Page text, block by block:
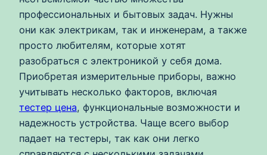
профессиональных и бытовых задач. Нужны
они как электрикам, так и инженерам, а также
просто любителям, которые хотят
разобраться с электроникой у себя дома.
Приобретая измерительные приборы, важно
учитывать несколько факторов, включая
тестер цена, функциональные возможности и
надежность устройства. Чаще всего выбор
падает на тестеры, так как они легко